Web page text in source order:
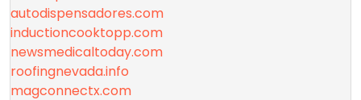
autodispensadores.com
inductioncooktopp.com
newsmedicaltoday.com
roofingnevada.info
magconnectx.com